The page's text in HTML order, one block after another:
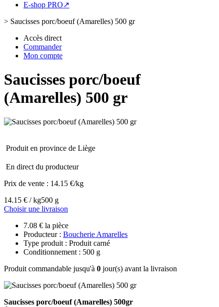
E-shop PRO↗
> Saucisses porc/boeuf (Amarelles) 500 gr
Accès direct
Commander
Mon compte
Saucisses porc/boeuf
(Amarelles) 500 gr
Produit en province de Liège
En direct du producteur
Prix de vente : 14.15 €/kg
14.15 € / kg500 g
Choisir une livraison
7.08 € la pièce
Producteur : Boucherie Amarelles
Type produit : Produit carné
Conditionnement : 500 g
Produit commandable jusqu'à 0 jour(s) avant la livraison
Saucisses porc/boeuf (Amarelles) 500gr